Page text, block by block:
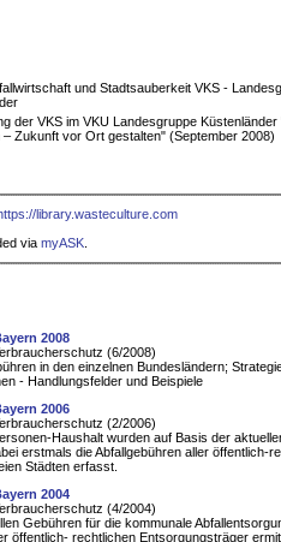
und Stadtsauberkeit VKS -
der VKS im VKU Landesgruppe Küstenländer
– Zukunft vor Ort gestalten" (September 2008)
library.wasteculture.com
via myASK
2008
(6/2008)
in den einzelnen Bundesländern;
- Handlungsfelder und Beispiele
2006
(2/2006)
Haushalt wurden auf Basis der
erstmals die Abfallgebühren aller öffentlich-
Städten erfasst.
2004
(4/2004)
Gebühren für die kommunale
öffentlich- rechtlichen Entsorgungsträger